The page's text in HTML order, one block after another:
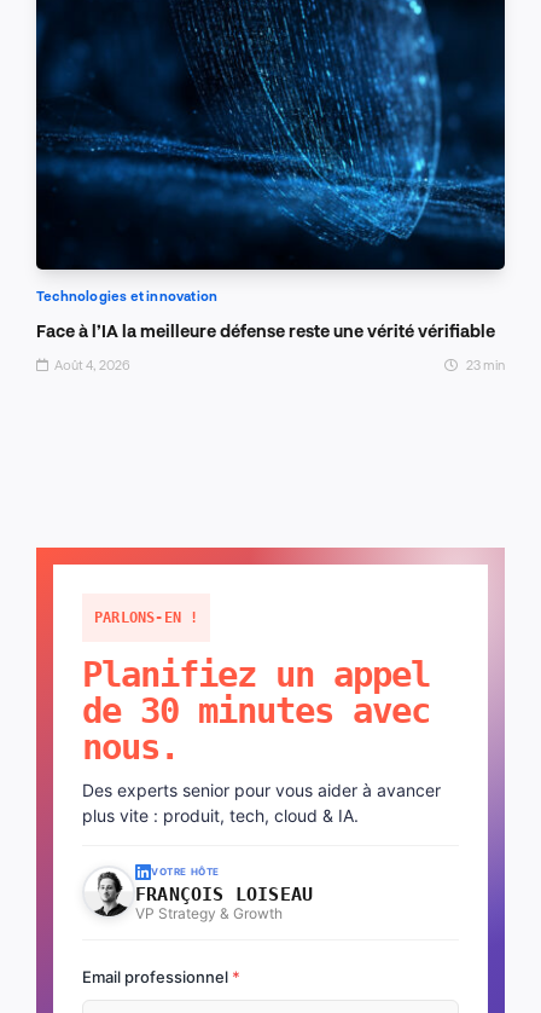
Technologies et innovation
Face à l’IA la meilleure défense reste une vérité vérifiable
Août 4, 2026 23 min
PARLONS-EN !
Planifiez un appel
de 30 minutes avec
nous.
Des experts senior pour vous aider à avancer
plus vite : produit, tech, cloud & IA.
VOTRE HÔTE
FRANÇOIS LOISEAU
VP Strategy & Growth
Email professionnel *